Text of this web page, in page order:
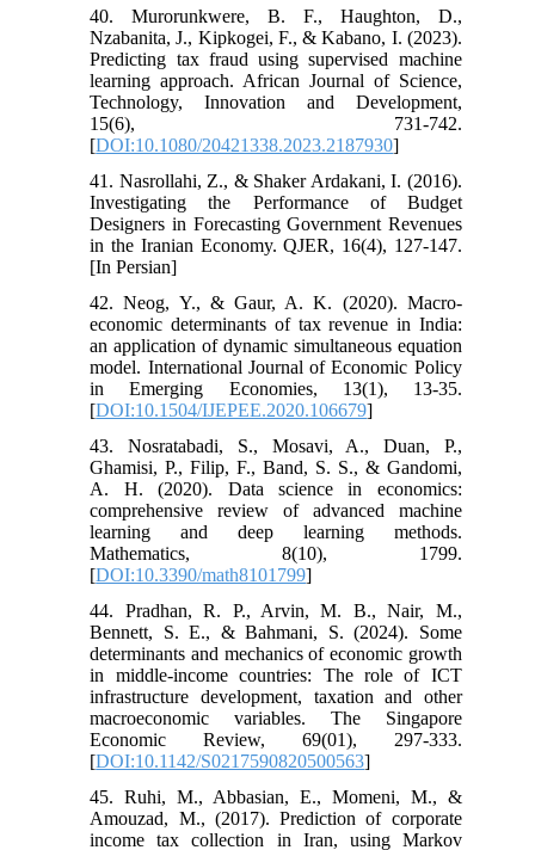
40. Murorunkwere, B. F., Haughton, D.,
Nzabanita, J., Kipkogei, F., & Kabano, I. (2023).
Predicting tax fraud using supervised machine
learning approach. African Journal of Science,
Technology, Innovation and Development,
15(6), 731-742.
[DOI:10.1080/20421338.2023.2187930]
41. Nasrollahi, Z., & Shaker Ardakani, I. (2016).
Investigating the Performance of Budget
Designers in Forecasting Government Revenues
in the Iranian Economy. QJER, 16(4), 127-147.
[In Persian]
42. Neog, Y., & Gaur, A. K. (2020). Macro-
economic determinants of tax revenue in India:
an application of dynamic simultaneous equation
model. International Journal of Economic Policy
in Emerging Economies, 13(1), 13-35.
[DOI:10.1504/IJEPEE.2020.106679]
43. Nosratabadi, S., Mosavi, A., Duan, P.,
Ghamisi, P., Filip, F., Band, S. S., & Gandomi,
A. H. (2020). Data science in economics:
comprehensive review of advanced machine
learning and deep learning methods.
Mathematics, 8(10), 1799.
[DOI:10.3390/math8101799]
44. Pradhan, R. P., Arvin, M. B., Nair, M.,
Bennett, S. E., & Bahmani, S. (2024). Some
determinants and mechanics of economic growth
in middle-income countries: The role of ICT
infrastructure development, taxation and other
macroeconomic variables. The Singapore
Economic Review, 69(01), 297-333.
[DOI:10.1142/S0217590820500563]
45. Ruhi, M., Abbasian, E., Momeni, M., &
Amouzad, M., (2017). Prediction of corporate
income tax collection in Iran, using Markov